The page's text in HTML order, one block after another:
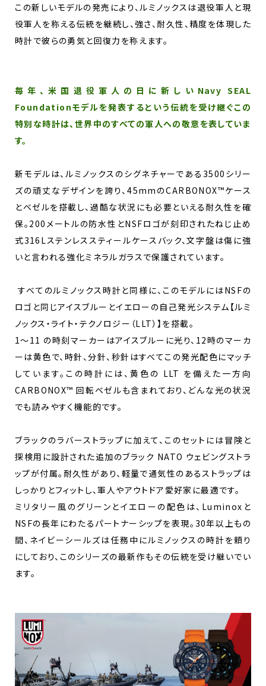
この新しいモデルの発売により、ルミノックスは退役軍人と現
役軍人を称える伝統を継続し、強さ、耐久性、精度を体現した
時計で彼らの勇気と回復力を称えます。
毎年、米国退役軍人の日に新しいNavy SEAL
Foundationモデルを発表するという伝統を受け継ぐこの
特別な時計は、世界中のすべての軍人への敬意を表していま
す。
新モデルは、ルミノックスのシグネチャーである3500シリー
ズの頑丈なデザインを誇り、45mmのCARBONOX™ケース
とベゼルを搭載し、過酷な状況にも必要といえる耐久性を確
保。200メートルの防水性とNSFロゴが刻印されたねじ止め
式316Lステンレススティールケースバック、文字盤は傷に強
いと言われる強化ミネラルガラスで保護されています。
すべてのルミノックス時計と同様に、このモデルにはNSFの
ロゴと同じアイスブルーとイエローの自己発光システム【ルミ
ノックス・ライト・テクノロジー（LLT）】を搭載。
1～11 の時刻マーカーはアイスブルーに光り、12時のマーカ
ーは黄色で、時針、分針、秒針はすべてこの発光配色にマッチ
しています。この時計には、黄色の LLT を備えた一方向
CARBONOX™ 回転ベゼルも含まれており、どんな光の状況
でも読みやすく機能的です。
ブラックのラバーストラップに加えて、このセットには冒険と
探検用に設計された追加のブラック NATO ウェビングストラ
ップが付属。耐久性があり、軽量で通気性のあるストラップは
しっかりとフィットし、軍人やアウトドア愛好家に最適です。
ミリタリー風のグリーンとイエローの配色は、Luminoxと
NSFの長年にわたるパートナーシップを表現。30年以上もの
間、ネイビーシールズは任務中にルミノックスの時計を頼り
にしており、このシリーズの最新作もその伝統を受け継いでい
ます。